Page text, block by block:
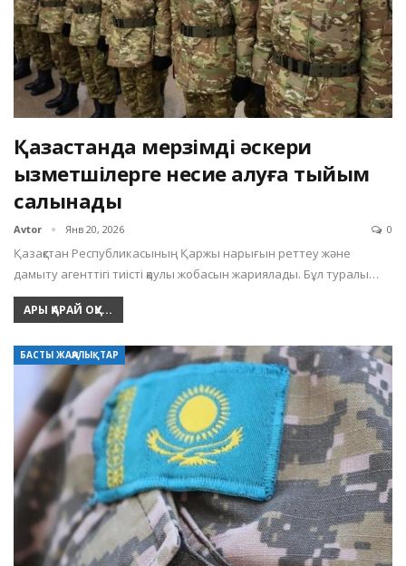
Қазақстанда мерзімді әскери
қызметшілерге несие алуға тыйым
салынады
Avtor Янв 20, 2026 0
Қазақстан Республикасының Қаржы нарығын реттеу және
дамыту агенттігі тиісті қаулы жобасын жариялады. Бұл туралы…
АРЫ ҚАРАЙ ОҚУ...
БАСТЫ ЖАҢАЛЫҚТАР